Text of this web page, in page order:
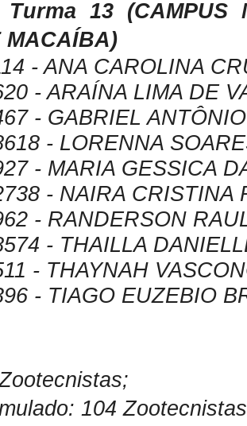
Turma 13 (CAMPUS
MACAÍBA)
- ANA CAROLINA
- ARAÍNA LIMA DE
- GABRIEL
- LORENNA
- MARIA GESSICA
- NAIRA CRISTINA
- RANDERSON
- THAILLA
- THAYNAH
- TIAGO EUZEBIO
104